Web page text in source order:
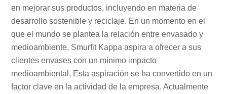
en mejorar sus productos, incluyendo en materia de
desarrollo sostenible y reciclaje. En un momento en el
que el mundo se plantea la relación entre envasado y
medioambiente, Smurfit Kappa aspira a ofrecer a sus
clientes envases con un mínimo impacto
medioambiental. Esta aspiración se ha convertido en un
factor clave en la actividad de la empresa. Actualmente